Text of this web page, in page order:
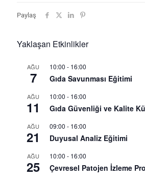
Paylaş
Yaklaşan Etkinlikler
AĞU
7
10:00 - 16:00
Gıda Savunması Eğitimi
AĞU
11
10:00 - 16:00
Gıda Güvenliği ve Kalite
AĞU
21
09:00 - 16:00
Duyusal Analiz Eğitimi
AĞU
25
10:00 - 16:00
Çevresel Patojen İzleme